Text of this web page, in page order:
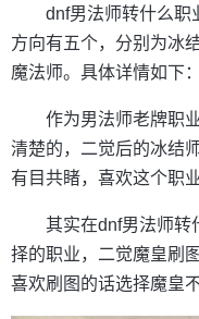
dnf男法师转什么职
方向有五个，分别为冰
魔法师。具体详情如下：
作为男法师老牌职
清楚的，二觉后的冰结
有目共睹，喜欢这个职
其实在dnf男法师转
择的职业，二觉魔皇刷
喜欢刷图的话选择魔皇